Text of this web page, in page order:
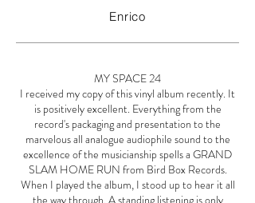
Enrico
MY SPACE 24
I received my copy of this vinyl album recently. It
is positively excellent. Everything from the
record's packaging and presentation to the
marvelous all analogue audiophile sound to the
excellence of the musicianship spells a GRAND
SLAM HOME RUN from Bird Box Records.
When I played the album, I stood up to hear it all
the way through. A standing listening is only